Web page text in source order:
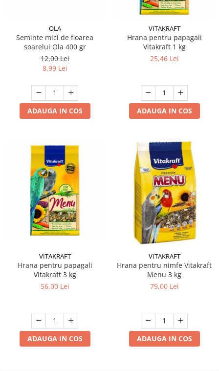
OLA
Seminte mici de floarea
soarelui Ola 400 gr
12,00 Lei
8,99 Lei
ADAUGA IN COS
VITAKRAFT
Hrana pentru papagali
Vitakraft 1 kg
25,46 Lei
ADAUGA IN COS
VITAKRAFT
Hrana pentru papagali
Vitakraft 3 kg
56,00 Lei
ADAUGA IN COS
VITAKRAFT
Hrana pentru nimfe Vitakraft
Menu 3 kg
79,00 Lei
ADAUGA IN COS